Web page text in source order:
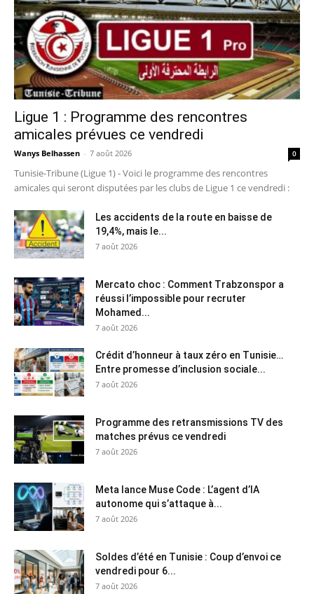
Ligue 1 : Programme des rencontres
amicales prévues ce vendredi
Wanys Belhassen - 7 août 2026 0
Tunisie-Tribune (Ligue 1) - Voici le programme des rencontres
amicales qui seront disputées par les clubs de Ligue 1 ce vendredi :
Les accidents de la route en baisse de
19,4%, mais le...
7 août 2026
Mercato choc : Comment Trabzonspor a
réussi l’impossible pour recruter
Mohamed...
7 août 2026
Crédit d’honneur à taux zéro en Tunisie…
Entre promesse d’inclusion sociale...
7 août 2026
Programme des retransmissions TV des
matches prévus ce vendredi
7 août 2026
Meta lance Muse Code : L’agent d’IA
autonome qui s’attaque à...
7 août 2026
Soldes d’été en Tunisie : Coup d’envoi ce
vendredi pour 6...
7 août 2026